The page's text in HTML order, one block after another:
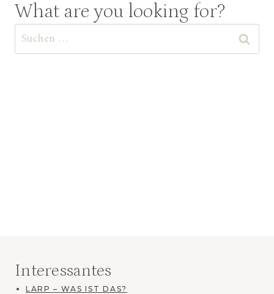
What are you looking for?
Suchen
nach:
Interessantes
LARP – WAS IST DAS?